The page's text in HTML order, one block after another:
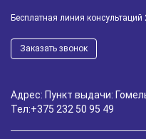
Бесплатная линия консультаций
Заказать звонок
Адрес: Пункт выдачи:
Тел:+375 232 50 95 49